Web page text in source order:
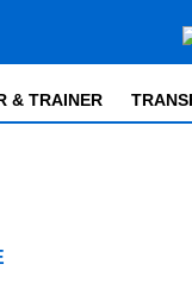
& TRAINER